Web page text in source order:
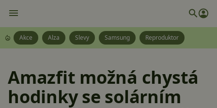
Akce Alza Slevy Samsung Reproduktor
Amazfit možná chystá
hodinky se solárním